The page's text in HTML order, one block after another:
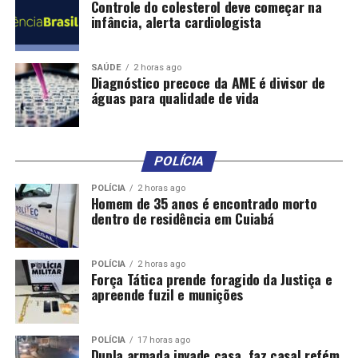
Serviços Públicos e Mobilidade Urbana, que por meio de
outro Relatório Técnico, evidencia as condições atuais
da limpeza urbana, da iluminação pública, da sinalização
semafórica e as diversas áreas de descarte irregular de
lixo, que comprometem a segurança, a saúde, a
qualidade de vida, e a mobilidade da população,
reforçando a necessidade de mobilização de recursos e
continuidade da mobilidade urbana e rural e a segurança
da população.
Para o enfrentamento da situação de emergência
declarada, ficam autorizadas contratações por tempo
determinado de pessoal necessário, por meio de
processo seletivo público simplificado, nos termos da
legislação municipal.
O COMITÊ – O decreto também institui a criação do
Comitê de Gestão da Calamidade Pública, sob
Controle do colesterol deve começar na
infância, alerta cardiologista
SAÚDE 2 horas ago
Diagnóstico precoce da AME é divisor de
águas para qualidade de vida
POLÍCIA
POLÍCIA 2 horas ago
Homem de 35 anos é encontrado morto
dentro de residência em Cuiabá
POLÍCIA 2 horas ago
Força Tática prende foragido da Justiça e
apreende fuzil e munições
POLÍCIA 17 horas ago